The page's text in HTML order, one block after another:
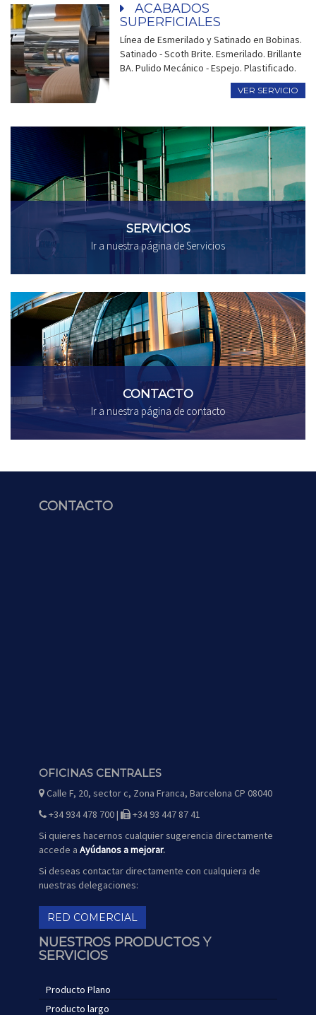
ACABADOS
SUPERFICIALES
Línea de Esmerilado y Satinado en Bobinas.
Satinado - Scoth Brite. Esmerilado. Brillante
BA. Pulido Mecánico - Espejo. Plastificado.
VER SERVICIO
SERVICIOS
Ir a nuestra página de Servicios
CONTACTO
Ir a nuestra página de contacto
CONTACTO
OFICINAS CENTRALES
icono
mapa
Calle F, 20, sector c, Zona Franca, Barcelona CP 08040
icono
teléfono
+34 934 478 700 |
icono
fax
+34 93 447 87 41
Si quieres hacernos cualquier sugerencia directamente
accede a Ayúdanos a mejorar.
Si deseas contactar directamente con cualquiera de
nuestras delegaciones:
RED COMERCIAL
NUESTROS PRODUCTOS Y
SERVICIOS
Producto Plano
Producto largo